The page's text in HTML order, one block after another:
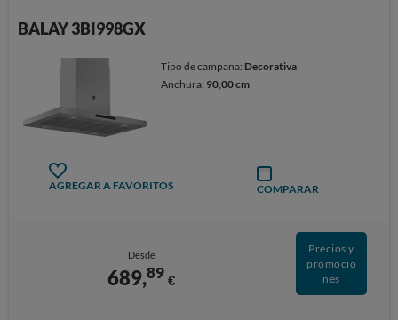
BALAY 3BI998GX
Tipo de campana: Decorativa
Anchura: 90,00 cm
AGREGAR A FAVORITOS COMPARAR
Desde
689,89 €
Precios y
promocio
nes